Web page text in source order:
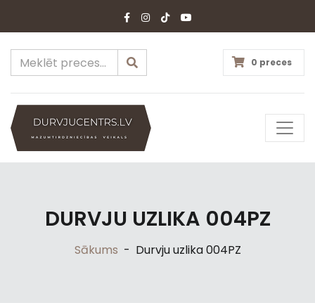
0 preces
DURVJU UZLIKA 004PZ
Sākums - Durvju uzlika 004PZ